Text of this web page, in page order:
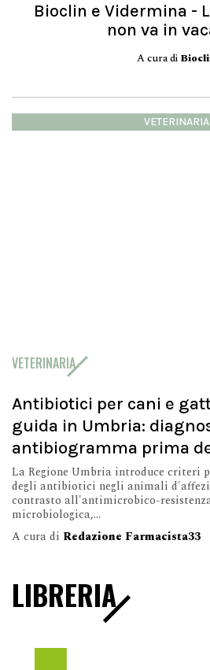
Bioclin e Vidermina -
non va in
A cura di
VETERINARIA
VETERINARIA
Antibiotici per cani e
guida in Umbria:
antibiogramma prima
La Regione Umbria introduce criteri
degli antibiotici negli animali
contrasto all'antimicrobico-
microbiologica,...
A cura di Redazione Farmacista33
LIBRERIA